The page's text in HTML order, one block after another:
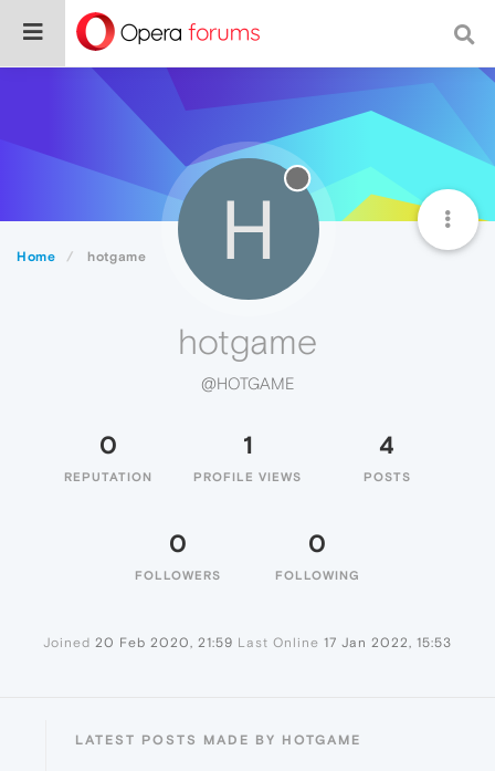
Home hotgame H
hotgame
@HOTGAME
0
REPUTATION
1
PROFILE VIEWS
4
POSTS
0
FOLLOWERS
0
FOLLOWING
Joined 20 Feb 2020, 21:59 Last Online 17 Jan 2022, 15:53
LATEST POSTS MADE BY HOTGAME